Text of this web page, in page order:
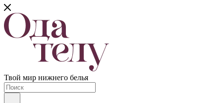
Твой мир нижнего белья